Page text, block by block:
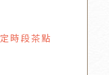
時段茶點